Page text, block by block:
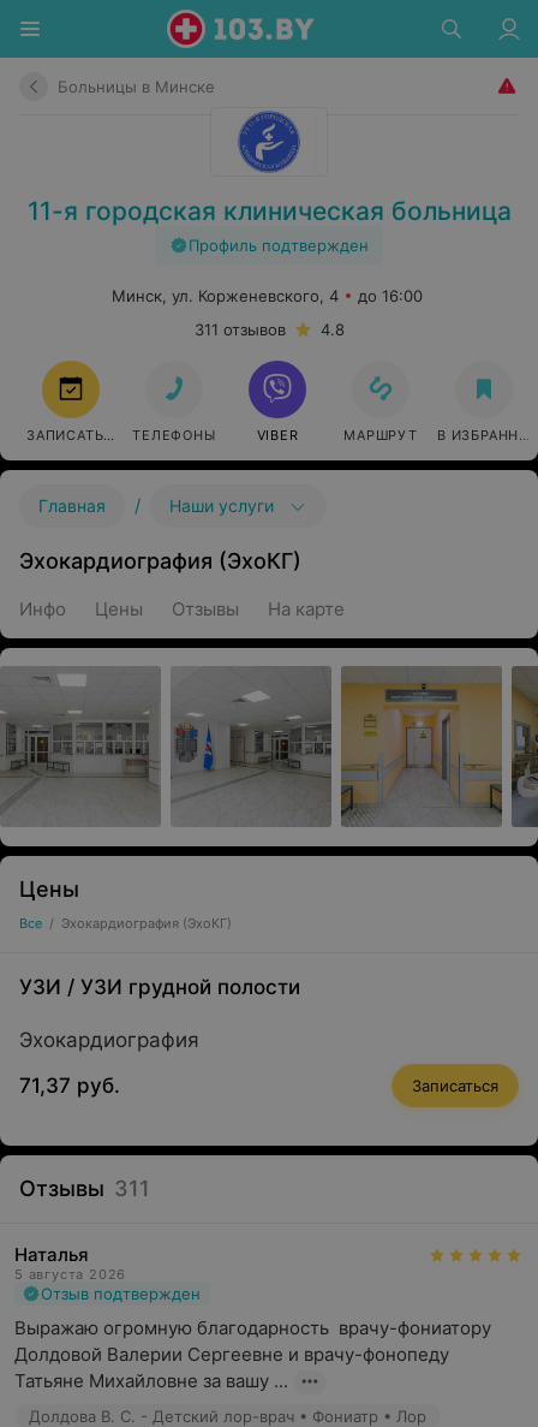
Больницы в Минске
11-я городская клиническая больница
Профиль подтвержден
Минск, ул. Корженевского, 4
до 16:00
311 отзывов
4.8
ЗАПИСАТЬСЯ ТЕЛЕФОНЫ VIBER МАРШРУТ В ИЗБРАННОЕ
Главная / Наши услуги
Эхокардиография (ЭхоКГ)
Инфо Цены Отзывы На карте
Цены
Все / Эхокардиография (ЭхоКГ)
УЗИ / УЗИ грудной полости
Эхокардиография
71,37 руб.
Записаться
Отзывы 311
Наталья
5 августа 2026
Отзыв подтвержден
Выражаю огромную благодарность  врачу-фониатору
Долдовой Валерии Сергеевне и врачу-фонопеду
Татьяне Михайловне за вашу ...
Долдова В. С. - Детский лор-врач • Фониатр • Лор